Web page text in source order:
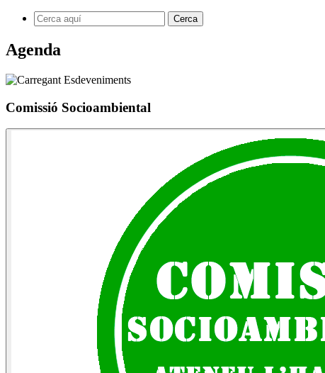
Agenda
Comissió Socioambiental